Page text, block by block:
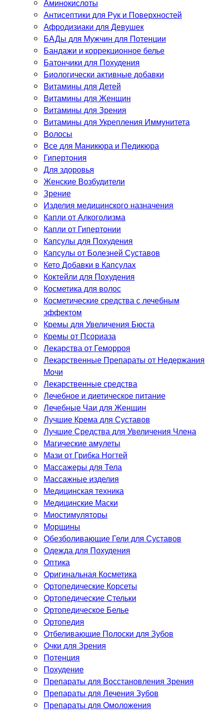
Аминокислоты
Антисептики для Рук и Поверхностей
Афродизиаки для Девушек
БАДы для Мужчин для Потенции
Бандажи и коррекционное белье
Батончики для Похудения
Биологически активные добавки
Витамины для Детей
Витамины для Женщин
Витамины для Зрения
Витамины для Укрепления Иммунитета
Волосы
Все для Маникюра и Педикюра
Гипертония
Для здоровья
Женские Возбудители
Зрение
Изделия медицинского назначения
Капли от Алкоголизма
Капли от Гипертонии
Капсулы для Похудения
Капсулы от Болезней Суставов
Кето Добавки в Капсулах
Коктейли для Похудения
Косметика для волос
Косметические средства с лечебным
эффектом
Кремы для Увеличения Бюста
Кремы от Псориаза
Лекарства от Геморроя
Лекарственные Препараты от Недержания
Мочи
Лекарственные средства
Лечебное и диетическое питание
Лечебные Чаи для Женщин
Лучшие Крема для Суставов
Лучшие Средства для Увеличения Члена
Магические амулеты
Мази от Грибка Ногтей
Массажеры для Тела
Массажные изделия
Медицинская техника
Медицинские Маски
Миостимуляторы
Морщины
Обезболивающие Гели для Суставов
Одежда для Похудения
Оптика
Оригинальная Косметика
Ортопедические Корсеты
Ортопедические Стельки
Ортопедическое Белье
Ортопедия
Отбеливающие Полоски для Зубов
Очки для Зрения
Потенция
Похудение
Препараты для Восстановления Зрения
Препараты для Лечения Зубов
Препараты для Омоложения